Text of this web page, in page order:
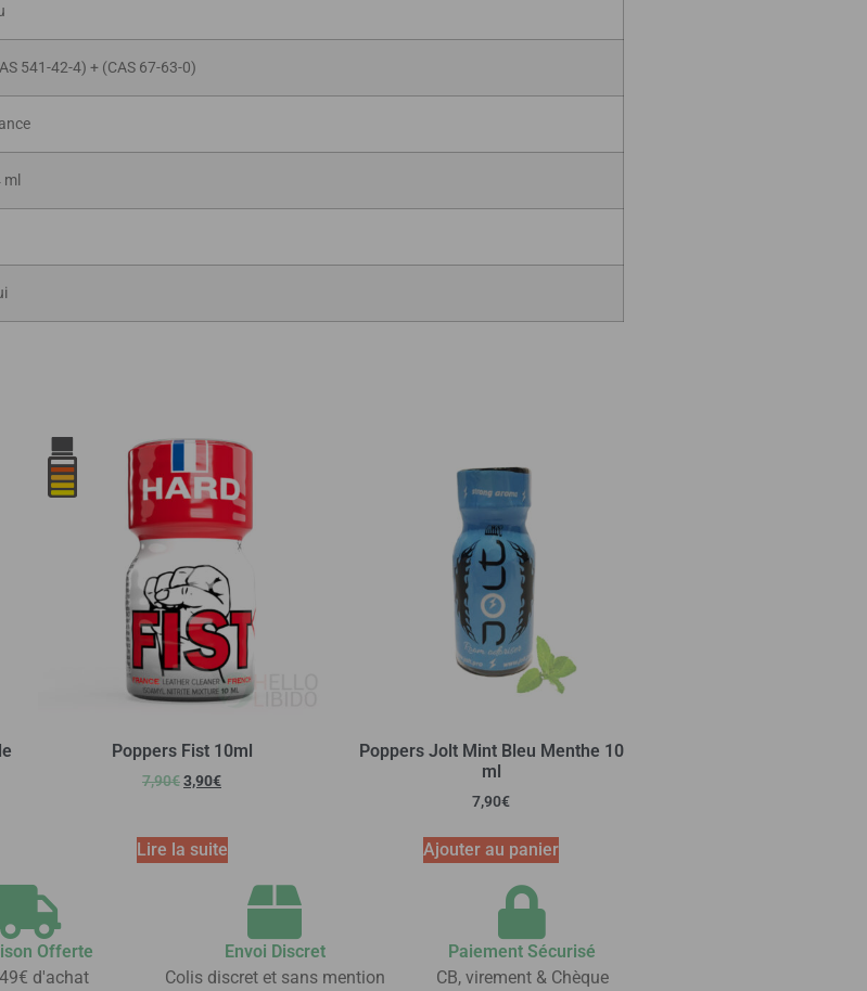
541-42-4) + (CAS 67-63-0)
Poppers Fist 10ml
7,90€3,90€
Lire la suite
Poppers Jolt Mint Bleu Menthe 10
ml
7,90€
Ajouter au panier
Offerte
d'achat
Envoi Discret
Colis discret et sans mention
Paiement Sécurisé
CB, virement & Chèque